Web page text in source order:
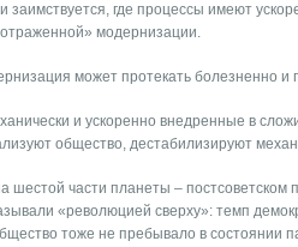
где процессы имеют
модернизации.
может протекать болезненно и
и ускоренно внедренные в
общество, дестабилизируют
шестой части планеты – постсоветском
«революцией сверху»: темп
тоже не пребывало в состоянии